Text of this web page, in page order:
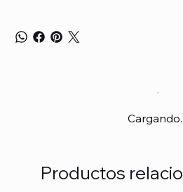
Productos